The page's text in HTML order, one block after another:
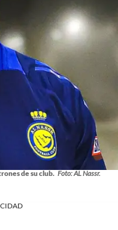
de su club. Foto: AL Nassr.